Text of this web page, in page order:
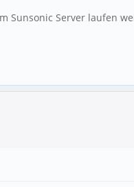
Server laufen